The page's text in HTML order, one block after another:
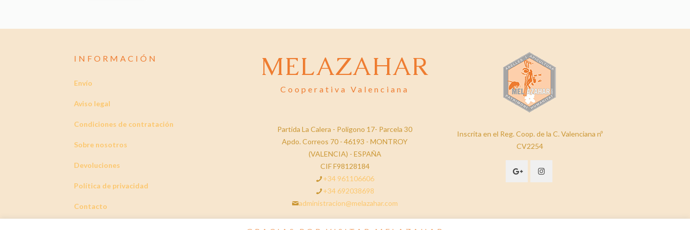
INFORMACIÓN
Envío
Aviso legal
Condiciones de contratación
Sobre nosotros
Devoluciones
Política de privacidad
Contacto
MELAZAHAR
Cooperativa Valenciana
Partida La Calera - Poligono 17- Parcela 30
Apdo. Correos 70 - 46193 - MONTROY
(VALENCIA) - ESPAÑA
CIF F98128184
+34 961106606
+34 692038698
administracion@melazahar.com
Inscrita en el Reg. Coop. de la C. Valenciana nº
CV2254